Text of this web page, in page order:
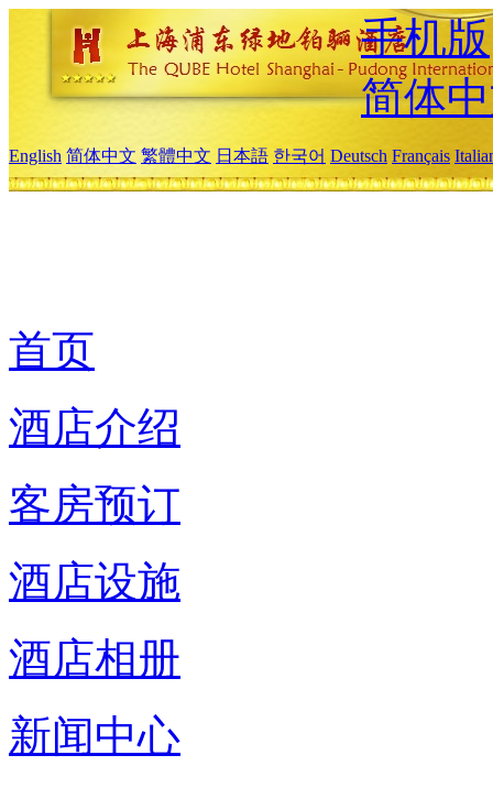
手机版
简体
English 简体中文 繁體中文 日本語 한국어 Deutsch Français
首页
酒店介绍
客房预订
酒店设施
酒店相册
新闻中心